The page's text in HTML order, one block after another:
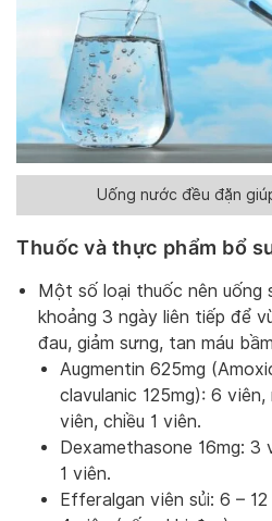
Uống nước đều đặn
Thuốc và thực phẩm bổ
Một số loại thuốc nên uống
khoảng 3 ngày liên tiếp để
đau, giảm sưng, tan máu
Augmentin 625mg
clavulanic 125mg): 6 viên,
viên, chiều 1 viên.
Dexamethasone 16mg: 3
1 viên.
Efferalgan viên sủi: 6 –